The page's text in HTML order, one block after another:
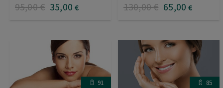
95,00€ 35,00 € 130,00€ 65,00 €
91 85